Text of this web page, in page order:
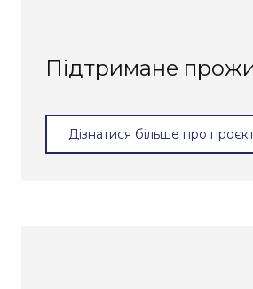
Підтримане
Дізнатися більше про